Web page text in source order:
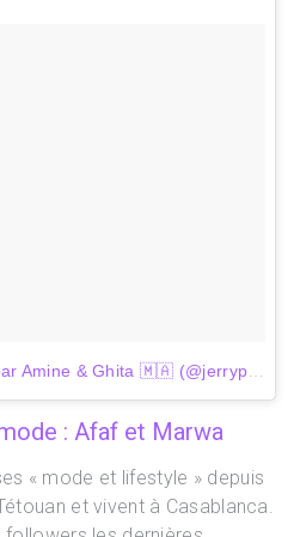
: Afaf et Marwa
« mode et lifestyle » depuis
et vivent à Casablanca.